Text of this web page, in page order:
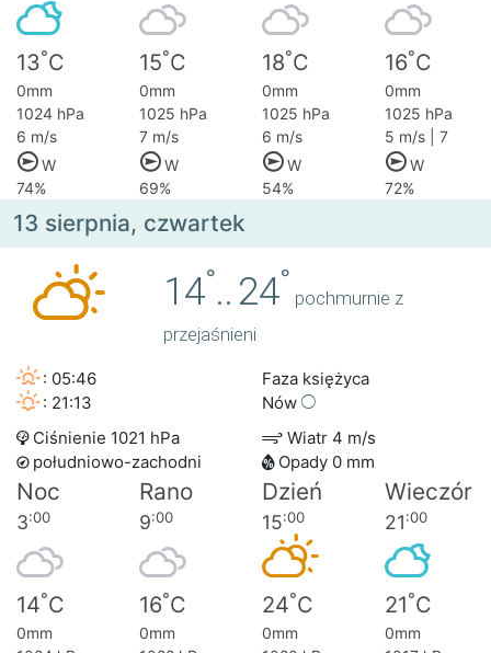
13°C 15°C 18°C 16°C
0mm 0mm 0mm
0mm
1024 hPa
1025 hPa 1025 hPa
1025 hPa
6 m/s
7 m/s 6 m/s
5 m/s | 7
W
W W
W
74%
69% 54% 72%
13 sierpnia, czwartek
14°.. 24°
pochmurnie z
przejaśnieni
: 05:46
: 21:13
Faza księżyca
Nów
Ciśnienie 1021 hPa
Wiatr 4 m/s
południowo-zachodni
Opady 0 mm
Noc Rano Dzień Wieczór
3:00 9:00 15:00 21:00
14°C 16°C 24°C 21°C
0mm 0mm 0mm
0mm